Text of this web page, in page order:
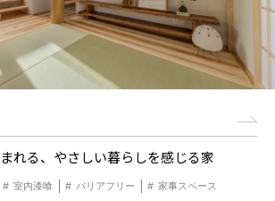
れる、やさしい暮らしを感じる家
室内漆喰 バリアフリー
家事スペース